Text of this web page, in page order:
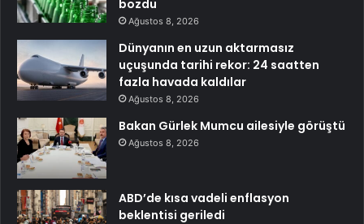
bozdu
Ağustos 8, 2026
Dünyanın en uzun aktarmasız
uçuşunda tarihi rekor: 24 saatten
fazla havada kaldılar
Ağustos 8, 2026
Bakan Gürlek Mumcu ailesiyle görüştü
Ağustos 8, 2026
ABD’de kısa vadeli enflasyon
beklentisi geriledi